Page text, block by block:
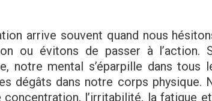
arrive souvent quand nous
ou évitons de passer à l’action.
notre mental s’éparpille dans tous
dégâts dans notre corps physique.
concentration, l’irritabilité, la fatigue